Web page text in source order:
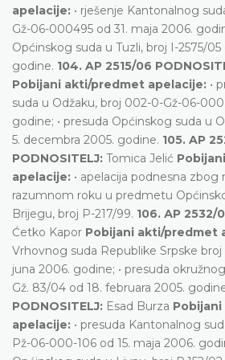
apelacije: • rješenje Kantonalnog
Gž-06-000495 od 31. maja 2006.
Općinskog suda u Tuzli, broj I-2575/05
godine. 104. AP 2515/06
Pobijani akti/predmet apelacije: •
suda u Odžaku, broj 002-0-Gž-06-
godine; • presuda Općinskog suda u
5. decembra 2005. godine. 105. AP
PODNOSITELJ: Tomica Jelić
apelacije: • apelacija podnesna
razumnom roku u predmetu
Brijegu, broj P-217/99. 106. АP 2532/
Ćetko Kapor Pobijani akti/predmet
Vrhovnog suda Republike Srpske broj
јuna 2006. godine; • presuda
Gž. 83/04 оd 18. februara 2005.
PODNOSITELJ: Esad Burza
apelacije: • presuda Kantonalnog
Pž-06-000-106 od 15. maja 2006.